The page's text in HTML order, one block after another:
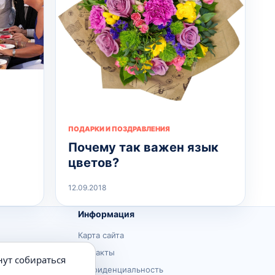
ПОДАРКИ И ПОЗДРАВЛЕНИЯ
Почему так важен язык
цветов?
12.09.2018
Информация
Карта сайта
Контакты
Конфиденциальность
собираться